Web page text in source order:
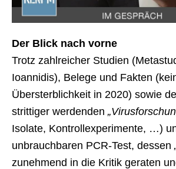
Der Blick nach vorne
Trotz zahlreicher Studien
Ioannidis), Belege und Fakten
Übersterblichkeit in 2020) sowie
strittiger werdenden
Isolate, Kontrollexperimente, …)
unbrauchbaren PCR-Test, dessen
zunehmend in die Kritik geraten